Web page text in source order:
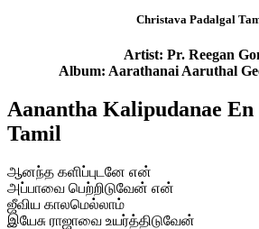
Christava Padalgal
Artist: Pr. Reegan
Album: Aarathanai Aaruthal
Aanantha Kalipudanae
Tamil
ஆனந்த களிப்புடனே என்
அப்பாவை பெற்றிடுவேன் என்
ஜீவிய காலமெல்லாம்
இயேசு ராஜாவை உயர்த்திடுவேன்